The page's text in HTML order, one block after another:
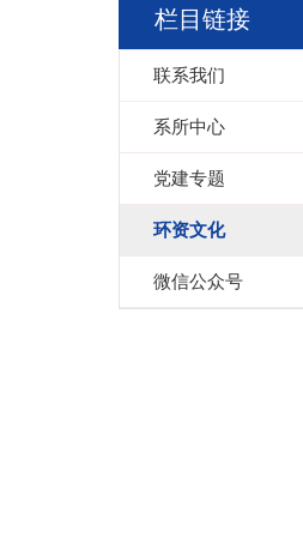
栏目链接
联系我们
系所中心
党建专题
环资文化
微信公众号